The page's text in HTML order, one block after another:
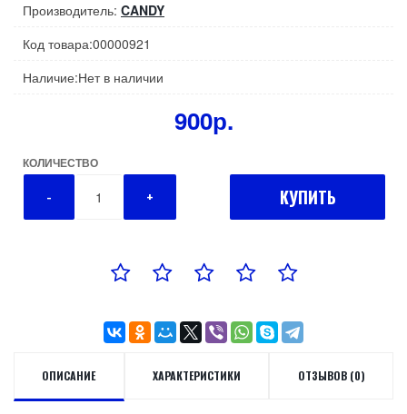
Производитель: CANDY
Код товара:00000921
Наличие:Нет в наличии
900р.
КОЛИЧЕСТВО
- + КУПИТЬ
ОПИСАНИЕ ХАРАКТЕРИСТИКИ ОТЗЫВОВ (0)